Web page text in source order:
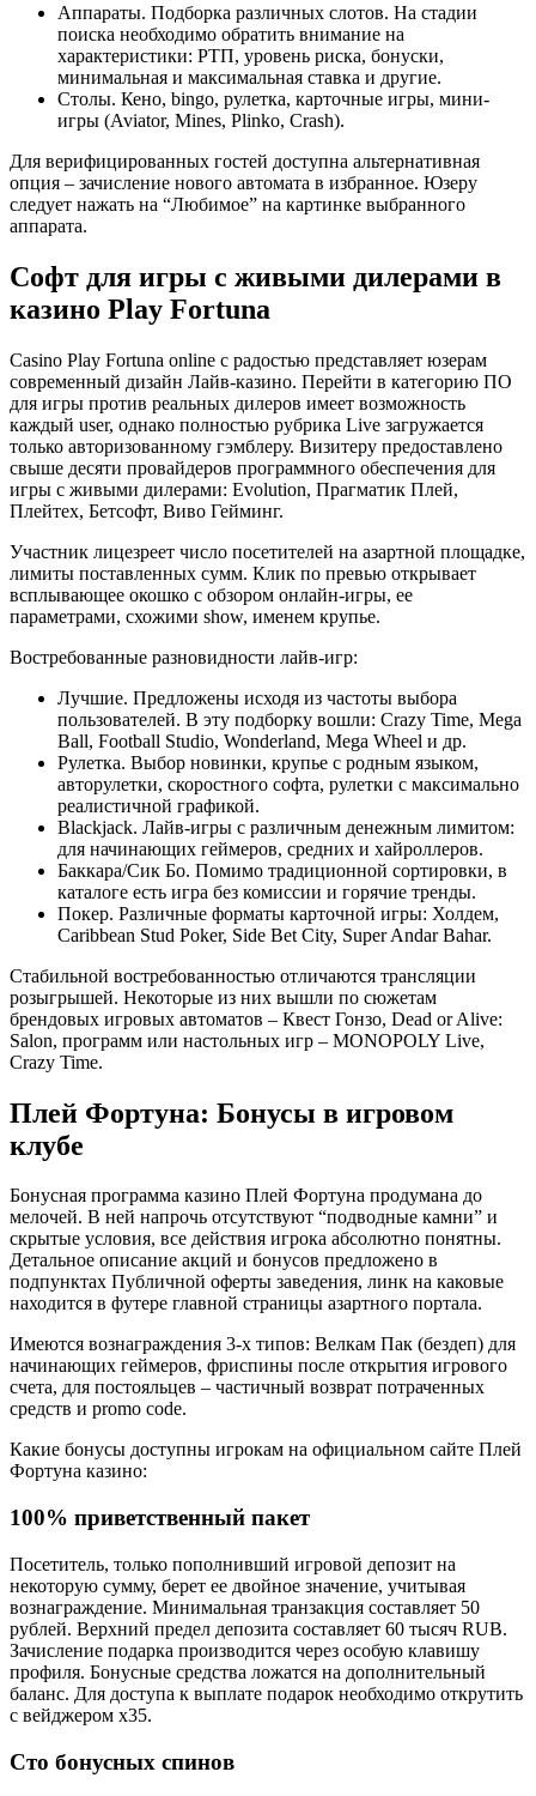
Аппараты. Подборка различных слотов. На стадии
поиска необходимо обратить внимание на
характеристики: РТП, уровень риска, бонуски,
минимальная и максимальная ставка и другие.
Столы. Кено, bingo, рулетка, карточные игры, мини-
игры (Aviator, Mines, Plinko, Crash).
Для верифицированных гостей доступна альтернативная
опция – зачисление нового автомата в избранное. Юзеру
следует нажать на “Любимое” на картинке выбранного
аппарата.
Софт для игры с живыми дилерами в
казино Play Fortuna
Casino Play Fortuna online с радостью представляет юзерам
современный дизайн Лайв-казино. Перейти в категорию ПО
для игры против реальных дилеров имеет возможность
каждый user, однако полностью рубрика Live загружается
только авторизованному гэмблеру. Визитеру предоставлено
свыше десяти провайдеров программного обеспечения для
игры с живыми дилерами: Evolution, Прагматик Плей,
Плейтех, Бетсофт, Виво Гейминг.
Участник лицезреет число посетителей на азартной площадке,
лимиты поставленных сумм. Клик по превью открывает
всплывающее окошко с обзором онлайн-игры, ее
параметрами, схожими show, именем крупье.
Востребованные разновидности лайв-игр:
Лучшие. Предложены исходя из частоты выбора
пользователей. В эту подборку вошли: Crazy Time, Mega
Ball, Football Studio, Wonderland, Mega Wheel и др.
Рулетка. Выбор новинки, крупье с родным языком,
авторулетки, скоростного софта, рулетки с максимально
реалистичной графикой.
Blackjack. Лайв-игры с различным денежным лимитом:
для начинающих геймеров, средних и хайроллеров.
Баккара/Сик Бо. Помимо традиционной сортировки, в
каталоге есть игра без комиссии и горячие тренды.
Покер. Различные форматы карточной игры: Холдем,
Caribbean Stud Poker, Side Bet City, Super Andar Bahar.
Стабильной востребованностью отличаются трансляции
розыгрышей. Некоторые из них вышли по сюжетам
брендовых игровых автоматов – Квест Гонзо, Dead or Alive:
Salon, программ или настольных игр – MONOPOLY Live,
Crazy Time.
Плей Фортуна: Бонусы в игровом
клубе
Бонусная программа казино Плей Фортуна продумана до
мелочей. В ней напрочь отсутствуют “подводные камни” и
скрытые условия, все действия игрока абсолютно понятны.
Детальное описание акций и бонусов предложено в
подпунктах Публичной оферты заведения, линк на каковые
находится в футере главной страницы азартного портала.
Имеются вознаграждения 3-х типов: Велкам Пак (бездеп) для
начинающих геймеров, фриспины после открытия игрового
счета, для постояльцев – частичный возврат потраченных
средств и promo code.
Какие бонусы доступны игрокам на официальном сайте Плей
Фортуна казино:
100% приветственный пакет
Посетитель, только пополнивший игровой депозит на
некоторую сумму, берет ее двойное значение, учитывая
вознаграждение. Минимальная транзакция составляет 50
рублей. Верхний предел депозита составляет 60 тысяч RUB.
Зачисление подарка производится через особую клавишу
профиля. Бонусные средства ложатся на дополнительный
баланс. Для доступа к выплате подарок необходимо открутить
с вейджером х35.
Сто бонусных спинов